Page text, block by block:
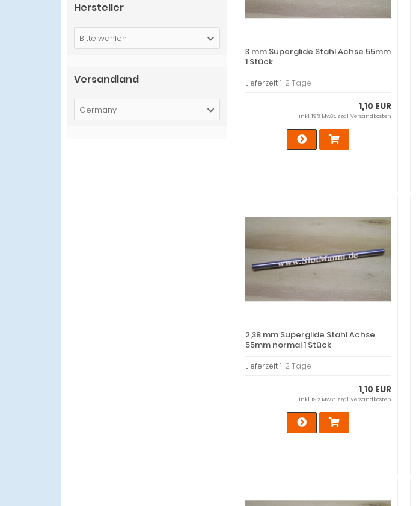
3 mm Superglide Stahl Achse 55mm
1 Stück
Lieferzeit:1-2 Tage
1,10 EUR
inkl. 19 % MwSt. zzgl.Versandkosten
2,38 mm Superglide Stahl Achse
55mm normal 1 Stück
Lieferzeit:1-2 Tage
1,10 EUR
inkl. 19 % MwSt. zzgl.Versandkosten
Hersteller
Bitte wählen
Versandland
Germany